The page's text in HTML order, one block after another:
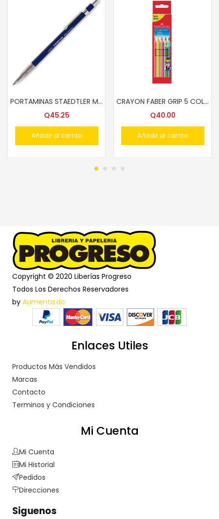
PORTAMINAS STAEDTLER MARS 780 HB
Q45.25
Añadir al carrito
CRAYON FABER GRIP 5 COLS. 110994
Q40.00
Añadir al carrito
Copyright © 2020 Liberías Progreso
Todos Los Derechos Reservadores
by Aumenta.do
Enlaces Utiles
Productos Más Vendidos
Marcas
Contacto
Terminos y Condiciones
Mi Cuenta
Mi Cuenta
Mi Historial
Pedidos
Direcciones
Siguenos